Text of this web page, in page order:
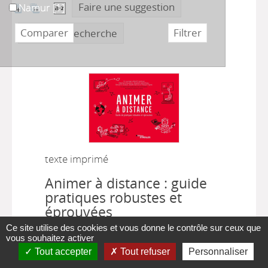
Faire une suggestion
Affiner la recherche
texte imprimé
Animer à distance : guide
pratiques robustes et
éprouvées
Stéphanie Baumann, Auteur|Paris :
Editions Eyrolles|2020
Namur
Namur [1]
Ce site utilise des cookies et vous donne le contrôle sur ceux que
vous souhaitez activer
Tout accepter
Tout refuser Personnaliser